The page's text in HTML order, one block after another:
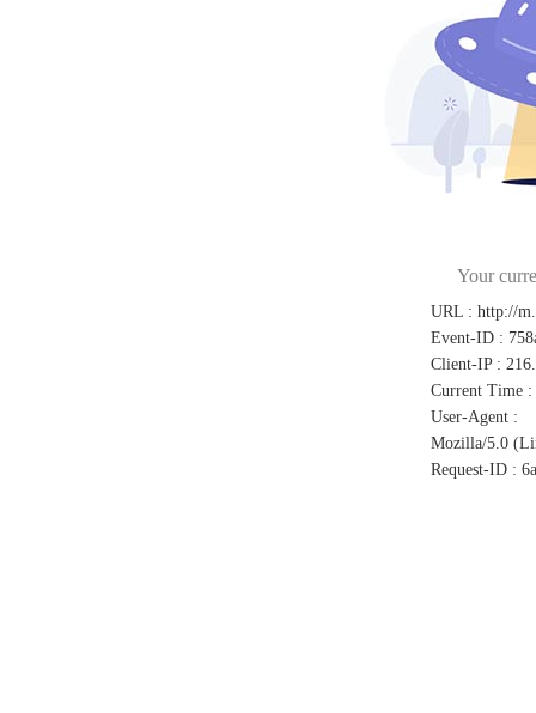
Your
URL : http://
Event-ID :
Client-IP :
Current Time :
User-Agent :
Mozilla/5.0
Request-ID :